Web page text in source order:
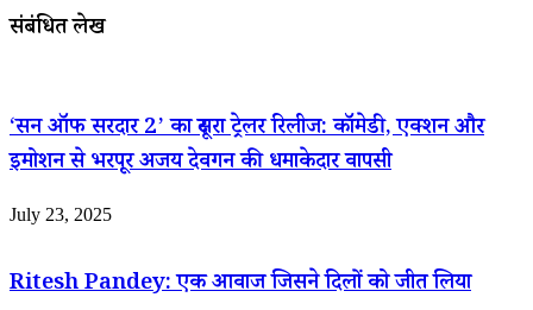
Email
संबंधित लेख
‘सन ऑफ सरदार 2’ का दूसरा ट्रेलर रिलीज: कॉमेडी, एक्शन और
इमोशन से भरपूर अजय देवगन की धमाकेदार वापसी
July 23, 2025
Ritesh Pandey: एक आवाज जिसने दिलों को जीत लिया